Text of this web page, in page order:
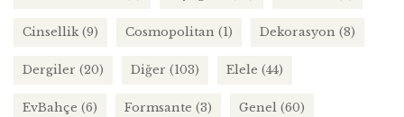
Cinsellik(9) Cosmopolitan (1) Dekorasyon (8)
Dergiler (20) Diğer (103) Elele (44)
EvBahçe (6) Formsante (3) Genel (60)